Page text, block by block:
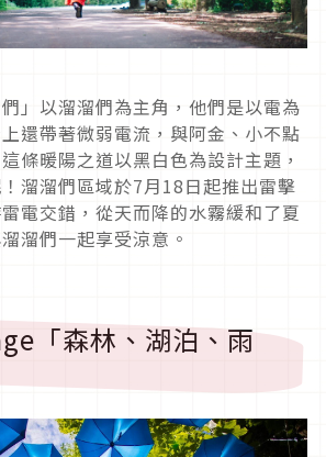
們」以溜溜們為主角，他們是以電為
還帶著微弱電流，與阿金、小不點
條暖陽之道以黑白色為設計主題，
溜溜們區域於7月18日起推出雷擊
電交錯，從天而降的水霧緩和了夏
溜們一起享受涼意。
「森林、湖泊、雨